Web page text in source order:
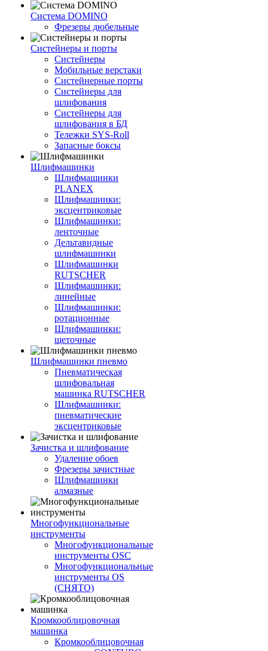
Система DOMINO
Фрезеры дюбельные
Систейнеры и порты
Систейнеры
Мобильные верстаки
Систейнерные порты
Систейнеры для
шлифования
Систейнеры для
шлифования в БД
Тележки SYS-Roll
Запасные боксы
Шлифмашинки
Шлифмашинки
PLANEX
Шлифмашинки:
эксцентриковые
Шлифмашинки:
ленточные
Дельтавидные
шлифмашинки
Шлифмашинки
RUTSCHER
Шлифмашинки:
линейные
Шлифмашинки:
ротационные
Шлифмашинки:
щеточные
Шлифмашинки пневмо
Пневматическая
шлифовальная
машинка RUTSCHER
Шлифмашинки:
пневматические
эксцентриковые
Зачистка и шлифование
Удаление обоев
Фрезеры зачистные
Шлифмашинки
алмазные
Многофункциональные
инструменты
Многофункциональные
инструменты OSC
Многофункциональные
инструменты OS
(СНЯТО)
Кромкооблицовочная
машинка
Кромкооблицовочная